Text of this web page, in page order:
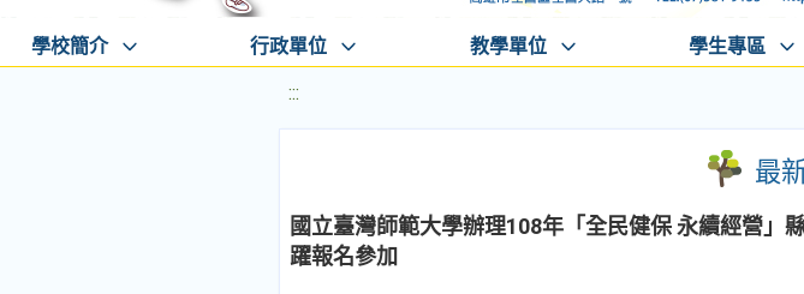
學校簡介 行政單位 教學單位 學生專區
:::
最
國立臺灣師範大學辦理108年「全民健保 永續經營」
躍報名參加